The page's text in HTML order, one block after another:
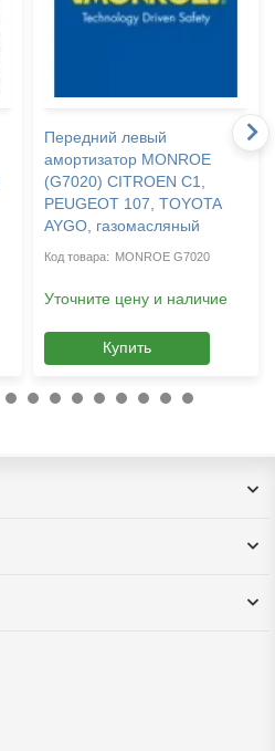
Передний левый
амортизатор MONROE
(G7020) CITROEN C1,
PEUGEOT 107, TOYOTA
AYGO, газомасляный
MONROE G7020
Уточните цену и наличие
Купить